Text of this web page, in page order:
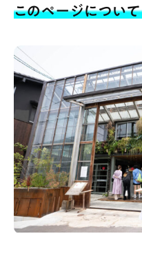
# 中区
# テイクアウト
# 宮島
Special
Gourmet
Outing
このページについて